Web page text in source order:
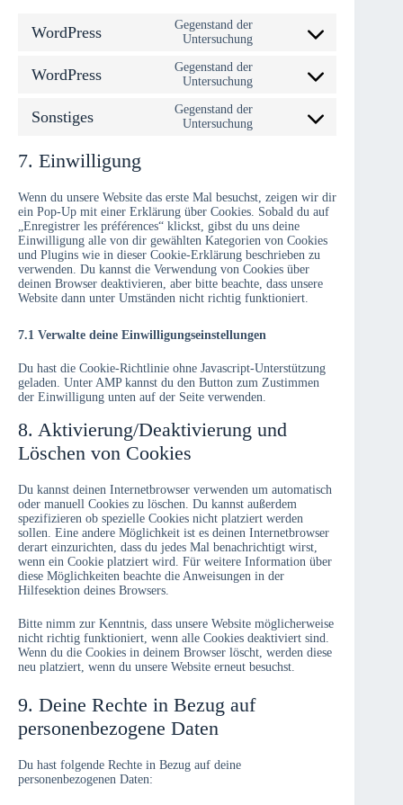
WordPress
Gegenstand der
Untersuchung
Consent
wordpress
WordPress
Gegenstand der
Untersuchung
Consent
wordpress
Sonstiges
Gegenstand der
Untersuchung
Consent
7. Einwilligung
Wenn du unsere Website das erste Mal besuchst, zeigen wir dir
ein Pop-Up mit einer Erklärung über Cookies. Sobald du auf
„Enregistrer les préférences“ klickst, gibst du uns deine
Einwilligung alle von dir gewählten Kategorien von Cookies
und Plugins wie in dieser Cookie-Erklärung beschrieben zu
verwenden. Du kannst die Verwendung von Cookies über
deinen Browser deaktivieren, aber bitte beachte, dass unsere
Website dann unter Umständen nicht richtig funktioniert.
7.1 Verwalte deine Einwilligungseinstellungen
Du hast die Cookie-Richtlinie ohne Javascript-Unterstützung
geladen. Unter AMP kannst du den Button zum Zustimmen
der Einwilligung unten auf der Seite verwenden.
8. Aktivierung/Deaktivierung und
Löschen von Cookies
Du kannst deinen Internetbrowser verwenden um automatisch
oder manuell Cookies zu löschen. Du kannst außerdem
spezifizieren ob spezielle Cookies nicht platziert werden
sollen. Eine andere Möglichkeit ist es deinen Internetbrowser
derart einzurichten, dass du jedes Mal benachrichtigt wirst,
wenn ein Cookie platziert wird. Für weitere Information über
diese Möglichkeiten beachte die Anweisungen in der
Hilfesektion deines Browsers.
Bitte nimm zur Kenntnis, dass unsere Website möglicherweise
nicht richtig funktioniert, wenn alle Cookies deaktiviert sind.
Wenn du die Cookies in deinem Browser löscht, werden diese
neu platziert, wenn du unsere Website erneut besuchst.
9. Deine Rechte in Bezug auf
personenbezogene Daten
Du hast folgende Rechte in Bezug auf deine
personenbezogenen Daten: